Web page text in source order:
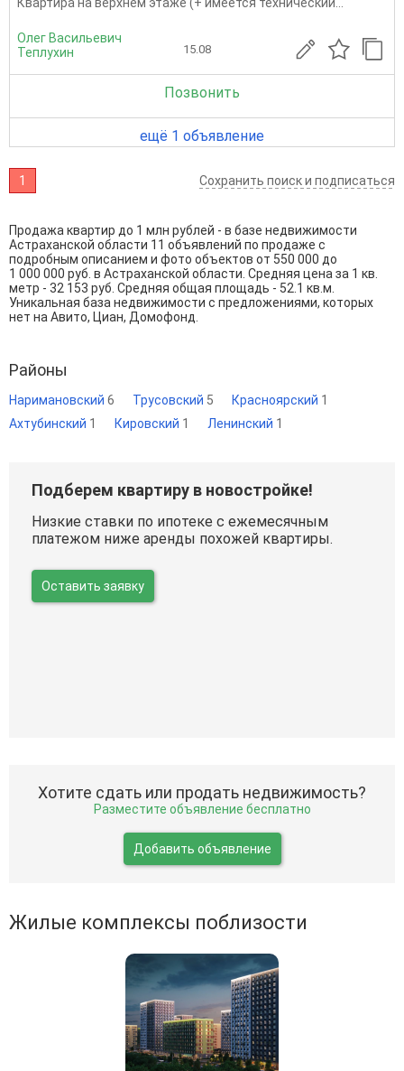
Квартира на верхнем этаже (+ имеется технический...
Олег Васильевич
Теплухин
15.08
Позвонить
ещё 1 объявление
1 Сохранить поиск и подписаться
Продажа квартир до 1 млн рублей - в базе недвижимости
Астраханской области 11 объявлений по продаже с
подробным описанием и фото объектов от 550 000 до
1 000 000 руб. в Астраханской области. Средняя цена за 1 кв.
метр - 32 153 руб. Средняя общая площадь - 52.1 кв.м.
Уникальная база недвижимости с предложениями, которых
нет на Авито, Циан, Домофонд.
Районы
Наримановский 6 Трусовский 5 Красноярский 1
Ахтубинский 1 Кировский 1 Ленинский 1
Подберем квартиру в новостройке!
Низкие ставки по ипотеке с ежемесячным
платежом ниже аренды похожей квартиры.
Оставить заявку
Хотите сдать или продать недвижимость?
Разместите объявление бесплатно
Добавить объявление
Жилые комплексы поблизости